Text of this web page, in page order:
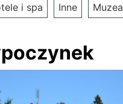
i spa Inne Muzea